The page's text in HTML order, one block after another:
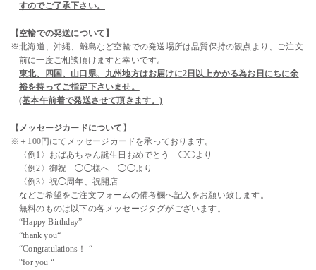
すのでご了承下さい。
【空輸での発送について】
※北海道、沖縄、離島など空輸での発送場所は品質保持の観点より、ご注文
前に一度ご相談頂けますと幸いです。
東北、四国、山口県、九州地方はお届けに2日以上かかる為お日にちに余
裕を持ってご指定下さいませ。
(基本午前着で発送させて頂きます。)
【メッセージカードについて】
※＋100円にてメッセージカードを承っております。
〈例1〉おばあちゃん誕生日おめでとう ◯◯より
〈例2〉御祝 ◯◯様へ ◯◯より
〈例3〉祝◯周年、祝開店
などご希望をご注文フォームの備考欄へ記入をお願い致します。
無料のものは以下の各メッセージタグがございます。
“Happy Birthday”
“thank you“
“Congratulations！ “
“for you “